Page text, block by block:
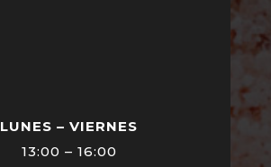
LUNES – VIERNES
13:00 – 16:00